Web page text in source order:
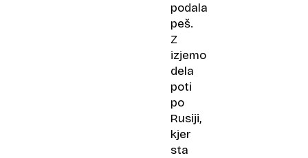
podala
peš.
Z
izjemo
dela
poti
po
Rusiji,
kjer
sta